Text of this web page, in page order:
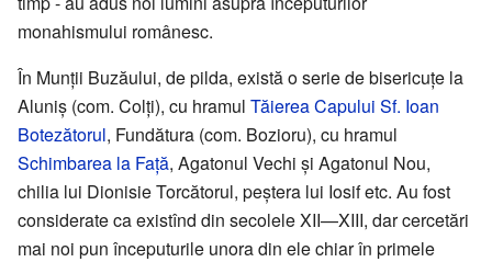
monahismului românesc.
În Munții Buzăului, de pilda, există o serie de bisericuțe la
Aluniș (com. Colți), cu hramul Tăierea Capului Sf. Ioan
Botezătorul, Fundătura (com. Bozioru), cu hramul
Schimbarea la Față, Agatonul Vechi și Agatonul Nou,
chilia lui Dionisie Torcătorul, peștera lui Iosif etc. Au fost
considerate ca existînd din secolele XII—XIII, dar cercetări
mai noi pun începuturile unora din ele chiar în primele